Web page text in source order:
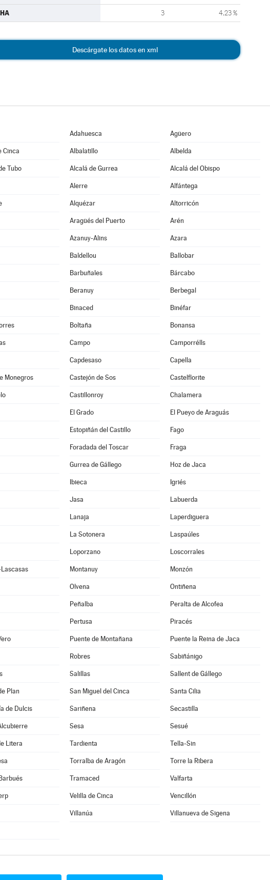
3 4,23 %
Descárgate los datos en xml
Adahuesca Agüero
Cinca Albalatillo Albelda
Tubo Alcalá de Gurrea Alcalá del Obispo
Alerre Alfántega
Alquézar Altorricón
Aragüés del Puerto Arén
Azanuy-Alins Azara
Baldellou Ballobar
Barbuñales Bárcabo
Beranuy Berbegal
Binaced Binéfar
Boltaña Bonansa
Campo Camporrélls
Capdesaso Capella
Monegros Castejón de Sos Castelflorite
Castillonroy Chalamera
El Grado El Pueyo de Araguás
Estopiñán del Castillo Fago
Foradada del Toscar Fraga
Gurrea de Gállego Hoz de Jaca
Ibieca Igriés
Jasa Labuerda
Lanaja Laperdiguera
La Sotonera Laspaúles
Loporzano Loscorrales
Montanuy Monzón
Olvena Ontiñena
Peñalba Peralta de Alcofea
Pertusa Piracés
Puente de Montañana Puente la Reina de Jaca
Robres Sabiñánigo
Salillas Sallent de Gállego
Plan San Miguel del Cinca Santa Cilia
de Dulcis Sariñena Secastilla
Sesa Sesué
Litera Tardienta Tella-Sin
Torralba de Aragón Torre la Ribera
Tramaced Valfarta
Velilla de Cinca Vencillón
Villanúa Villanueva de Sigena